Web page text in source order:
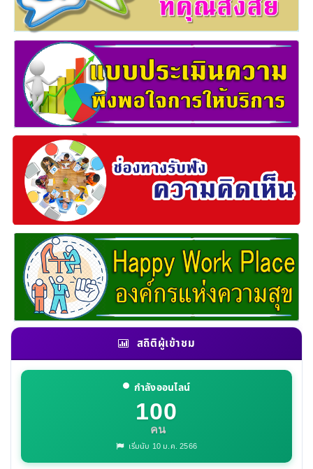
สถิติผู้เข้าชม
กำลังออนไลน์
100
คน
เริ่มนับ 10 ม.ค. 2566